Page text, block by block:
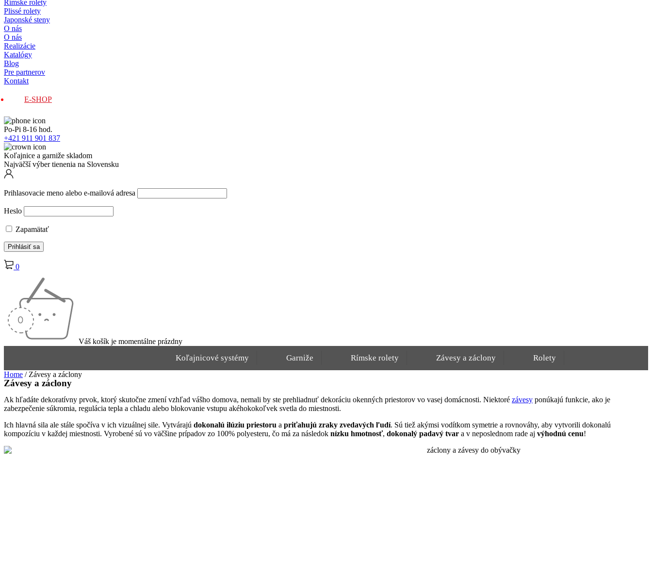
Rímske rolety
Plissé rolety
Japonské steny
O nás
O nás
Realizácie
Katalógy
Blog
Pre partnerov
Kontakt
E-SHOP
Po-Pi 8-16 hod.
+421 911 901 837
Koľajnice a garniže skladom
Najväčší výber tienenia na Slovensku
Prihlasovacie meno alebo e-mailová adresa
Heslo
Zapamätať
0
Váš košík je momentálne prázdny
Koľajnicové systémy Garniže Rímske rolety Závesy a záclony Rolety
Home / Závesy a záclony
Závesy a záclony
Ak hľadáte dekoratívny prvok, ktorý skutočne zmení vzhľad vášho domova, nemali by ste prehliadnuť dekoráciu okenných priestorov vo vasej domácnosti. Niektoré závesy ponúkajú funkcie, ako je
zabezpečenie súkromia, regulácia tepla a chladu alebo blokovanie vstupu akéhokokoľvek svetla do miestnosti.
Ich hlavná sila ale stále spočíva v ich vizuálnej sile. Vytvárajú dokonalú ilúziu priestoru a priťahujú zraky zvedavých ľudí. Sú tiež akýmsi vodítkom symetrie a rovnováhy, aby vytvorili dokonalú
kompozíciu v každej miestnosti. Vyrobené sú vo väčšine prípadov zo 100% polyesteru, čo má za následok nízku hmotnosť, dokonalý padavý tvar a v neposlednom rade aj výhodnú cenu!